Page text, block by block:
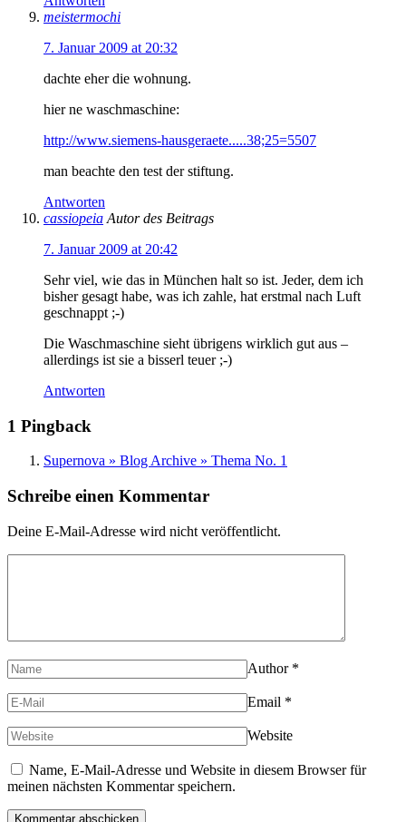
meistermochi
7. Januar 2009 at 20:32
dachte eher die wohnung.
hier ne waschmaschine:
http://www.siemens-hausgeraete.....38;25=5507
man beachte den test der stiftung.
Antworten
cassiopeia Autor des Beitrags
7. Januar 2009 at 20:42
Sehr viel, wie das in München halt so ist. Jeder, dem ich
bisher gesagt habe, was ich zahle, hat erstmal nach Luft
geschnappt ;-)
Die Waschmaschine sieht übrigens wirklich gut aus –
allerdings ist sie a bisserl teuer ;-)
Antworten
1 Pingback
Supernova » Blog Archive » Thema No. 1
Schreibe einen Kommentar
Deine E-Mail-Adresse wird nicht veröffentlicht.
Author *
Email *
Website
Name, E-Mail-Adresse und Website in diesem Browser für
meinen nächsten Kommentar speichern.